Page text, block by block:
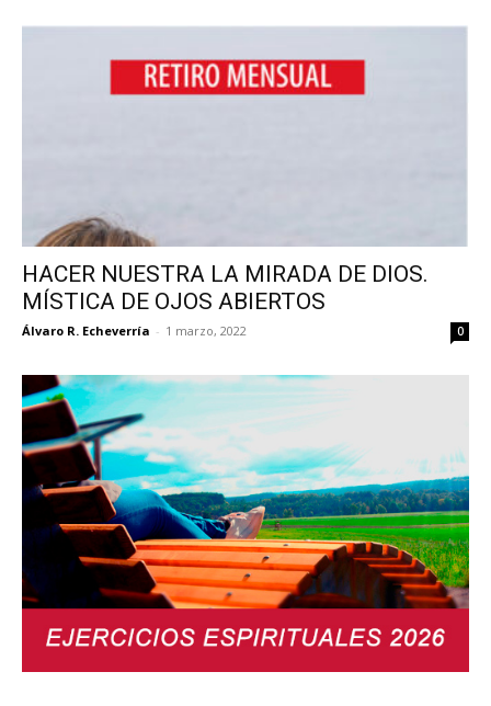
HACER NUESTRA LA MIRADA DE DIOS.
MÍSTICA DE OJOS ABIERTOS
Álvaro R. Echeverría - 1 marzo, 2022 0